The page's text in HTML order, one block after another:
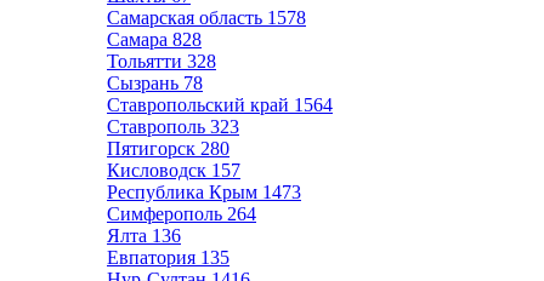
Самарская область 1578
Самара 828
Тольятти 328
Сызрань 78
Ставропольский край 1564
Ставрополь 323
Пятигорск 280
Кисловодск 157
Республика Крым 1473
Симферополь 264
Ялта 136
Евпатория 135